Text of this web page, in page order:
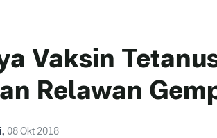
Vaksin
Relawan
, 08 Okt 2018